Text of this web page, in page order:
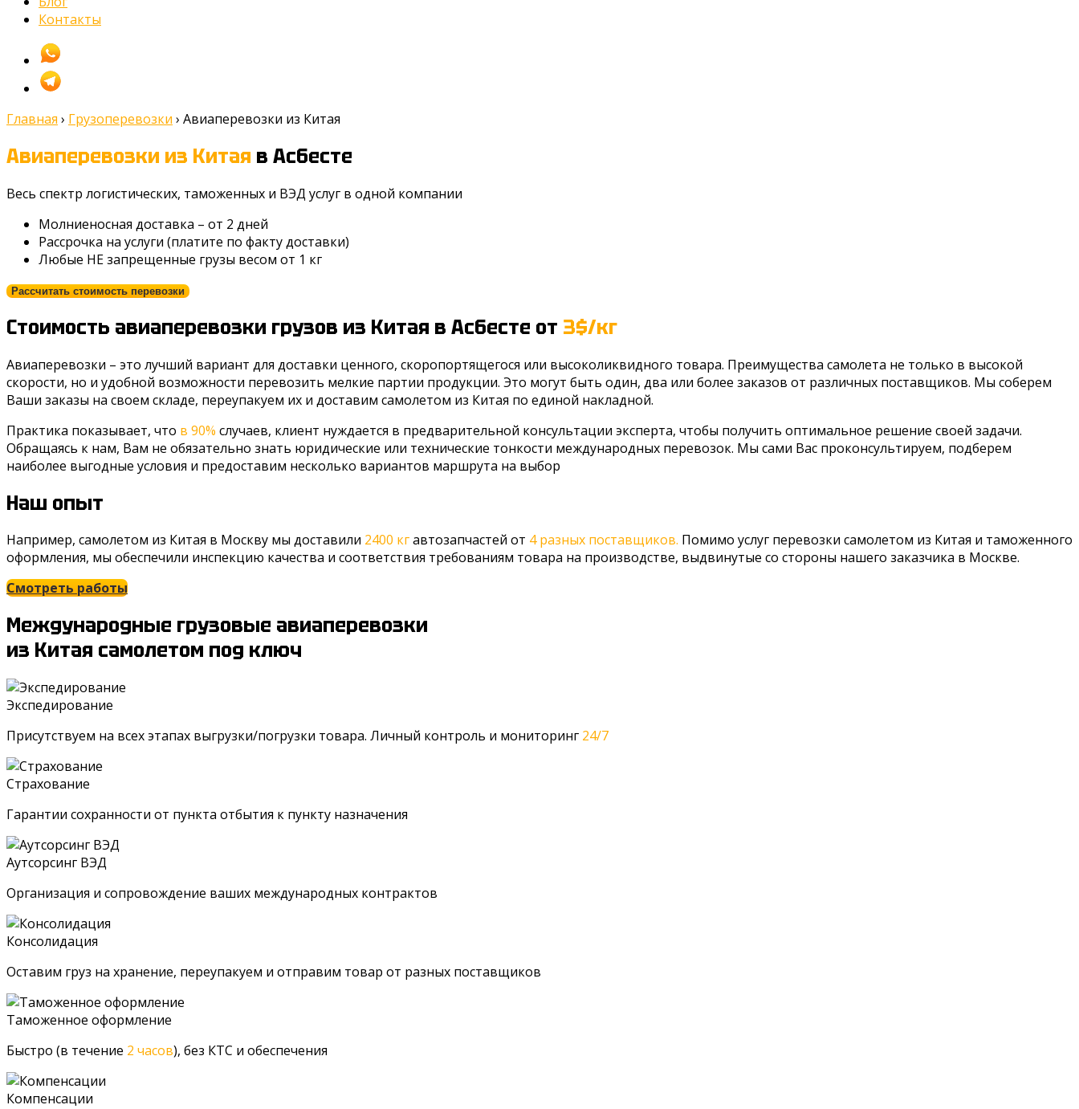
Контакты
Главная › Грузоперевозки › Авиаперевозки из Китая
Авиаперевозки из Китая в Асбесте
Весь спектр логистических, таможенных и ВЭД услуг в одной компании
Молниеносная доставка – от 2 дней
Рассрочка на услуги (платите по факту доставки)
Любые НЕ запрещенные грузы весом от 1 кг
Рассчитать стоимость перевозки
Стоимость авиаперевозки грузов из Китая в Асбесте от 3$/кг
Авиаперевозки – это лучший вариант для доставки ценного, скоропортящегося или высоколиквидного товара. Преимущества самолета не только в высокой
скорости, но и удобной возможности перевозить мелкие партии продукции. Это могут быть один, два или более заказов от различных поставщиков. Мы соберем
Ваши заказы на своем складе, переупакуем их и доставим самолетом из Китая по единой накладной.
Практика показывает, что в 90% случаев, клиент нуждается в предварительной консультации эксперта, чтобы получить оптимальное решение своей задачи.
Обращаясь к нам, Вам не обязательно знать юридические или технические тонкости международных перевозок. Мы сами Вас проконсультируем, подберем
наиболее выгодные условия и предоставим несколько вариантов маршрута на выбор
Наш опыт
Например, самолетом из Китая в Москву мы доставили 2400 кгавтозапчастей от 4 разных поставщиков. Помимо услуг перевозки самолетом из Китая и таможенного
оформления, мы обеспечили инспекцию качества и соответствия требованиям товара на производстве, выдвинутые со стороны нашего заказчика в Москве.
Смотреть работы
Международные грузовые авиаперевозки
из Китая самолетом под ключ
Экспедирование
Присутствуем на всех этапах выгрузки/погрузки товара. Личный контроль и мониторинг 24/7
Страхование
Гарантии сохранности от пункта отбытия к пункту назначения
Аутсорсинг ВЭД
Организация и сопровождение ваших международных контрактов
Консолидация
Оставим груз на хранение, переупакуем и отправим товар от разных поставщиков
Таможенное оформление
Быстро (в течение 2 часов), без КТС и обеспечения
Компенсации